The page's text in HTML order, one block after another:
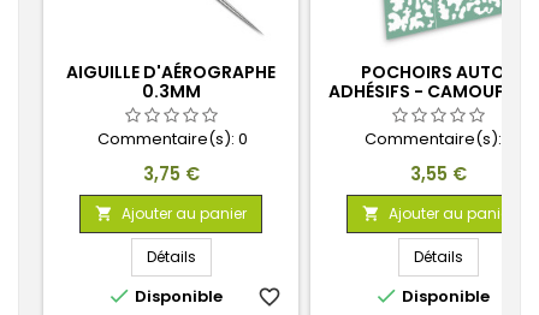
AIGUILLE D'AÉROGRAPHE
0.3MM
Commentaire(s): 0
Prix
3,75 €
 Ajouter au panier
Détails
 Disponible favorite_border
POCHOIRS AUTO-
ADHÉSIFS -
CLASSIQUE 1
Commentaire(s):
Prix
3,55 €
 Ajouter au panier
Détails
 Disponible